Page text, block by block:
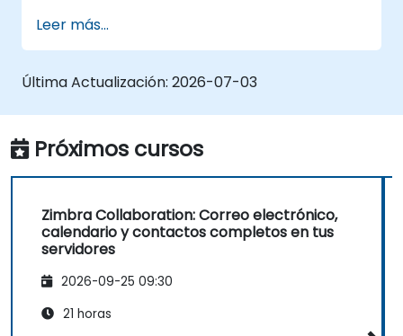
Sirve como una alternativa directa y
autogestionada a Microsoft Exchange y
Google Workspace.
Leer más...
Última Actualización: 2026-07-03
Próximos cursos
Zimbra Collaboration: Correo electrónico,
calendario y contactos completos en tus
servidores
2026-09-25 09:30
21 horas